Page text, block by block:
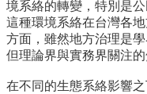
境系絡的轉變， 特別是
這種環境系絡在台灣各
方面，雖然地方治理是
但理論界與實務界關注
在不同的生態系絡影響之